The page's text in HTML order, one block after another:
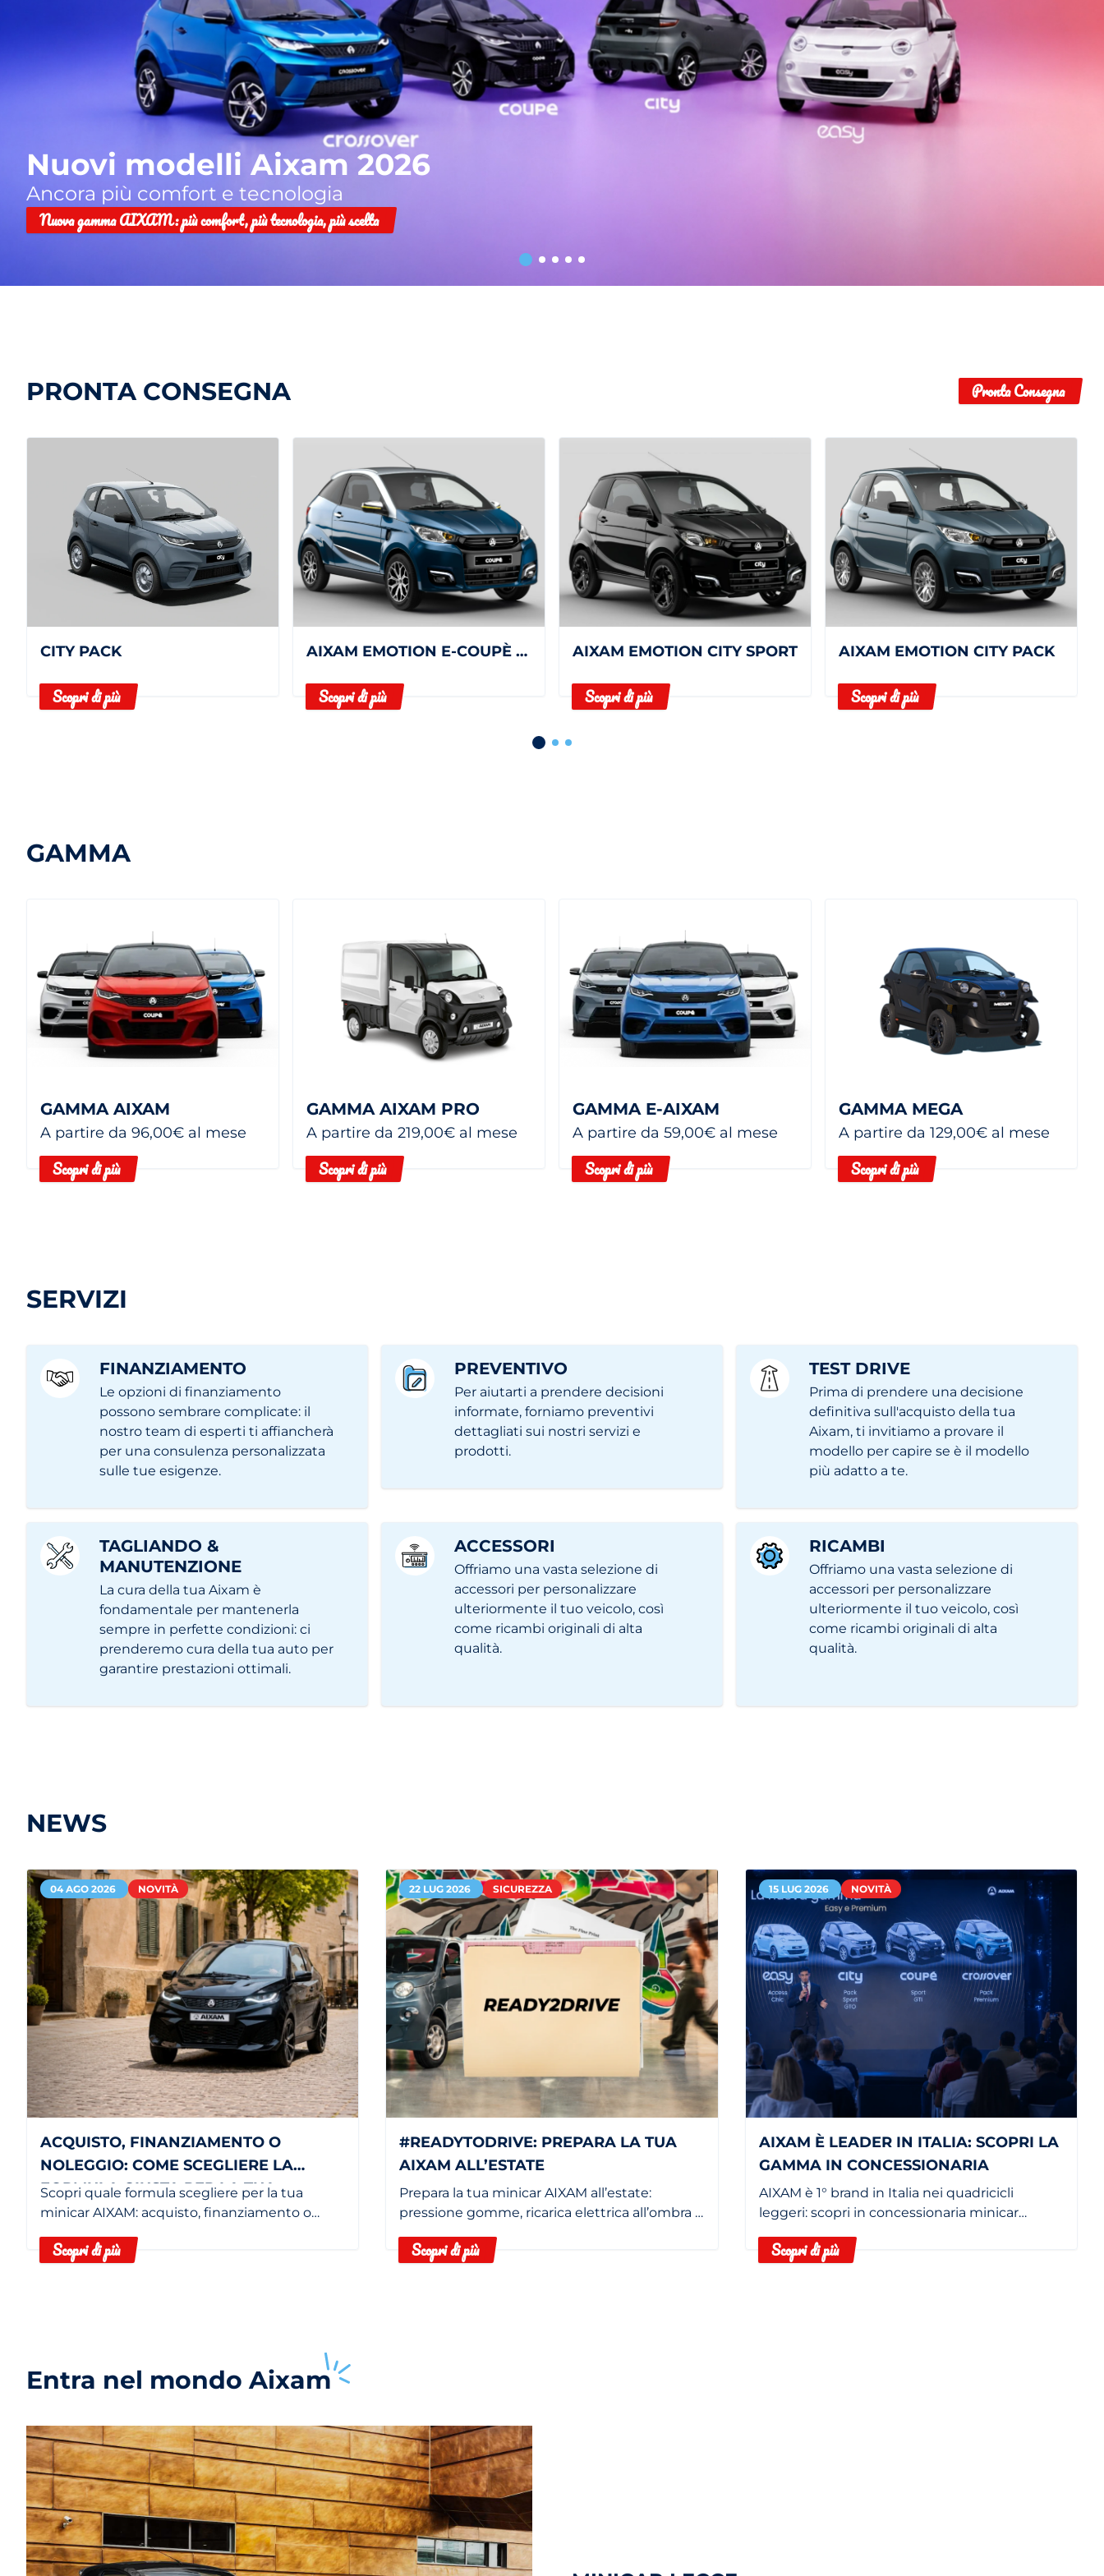
Nuovi modelli Aixam 2026
Ancora più comfort e tecnologia
Nuova gamma AIXAM: più comfort, più tecnologia, più scelta
PRONTA CONSEGNA Pronta Consegna
CITY PACK
Scopri di più
AIXAM EMOTION E-COUPÈ PREMIUM
Scopri di più
AIXAM EMOTION CITY SPORT
Scopri di più
AIXAM EMOTION CITY PACK
Scopri di più
GAMMA
GAMMA AIXAM
A partire da 96,00€ al mese
Scopri di più
GAMMA AIXAM PRO
A partire da 219,00€ al mese
Scopri di più
GAMMA E-AIXAM
A partire da 59,00€ al mese
Scopri di più
GAMMA MEGA
A partire da 129,00€ al mese
Scopri di più
SERVIZI
FINANZIAMENTO
Le opzioni di finanziamento
possono sembrare complicate: il
nostro team di esperti ti affiancherà
per una consulenza personalizzata
sulle tue esigenze.
PREVENTIVO
Per aiutarti a prendere decisioni
informate, forniamo preventivi
dettagliati sui nostri servizi e
prodotti.
TEST DRIVE
Prima di prendere una decisione
definitiva sull'acquisto della tua
Aixam, ti invitiamo a provare il
modello per capire se è il modello
più adatto a te.
TAGLIANDO &
MANUTENZIONE
La cura della tua Aixam è
fondamentale per mantenerla
sempre in perfette condizioni: ci
prenderemo cura della tua auto per
garantire prestazioni ottimali.
ACCESSORI
Offriamo una vasta selezione di
accessori per personalizzare
ulteriormente il tuo veicolo, così
come ricambi originali di alta
qualità.
RICAMBI
Offriamo una vasta selezione di
accessori per personalizzare
ulteriormente il tuo veicolo, così
come ricambi originali di alta
qualità.
NEWS
04 AGO 2026 NOVITÀ
ACQUISTO, FINANZIAMENTO O
NOLEGGIO: COME SCEGLIERE LA
FORMULA GIUSTA PER LA TUA
MINICAR
Scopri quale formula scegliere per la tua
minicar AIXAM: acquisto, finanziamento o
Scopri di più
22 LUG 2026 SICUREZZA
#READYTODRIVE: PREPARA LA TUA
AIXAM ALL’ESTATE
Prepara la tua minicar AIXAM all’estate:
pressione gomme, ricarica elettrica all’ombra e
Scopri di più
15 LUG 2026 NOVITÀ
AIXAM È LEADER IN ITALIA: SCOPRI LA
GAMMA IN CONCESSIONARIA
AIXAM è 1° brand in Italia nei quadricicli
leggeri: scopri in concessionaria minicar
Scopri di più
Entra nel mondo Aixam